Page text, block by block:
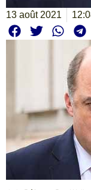
13 août 2021